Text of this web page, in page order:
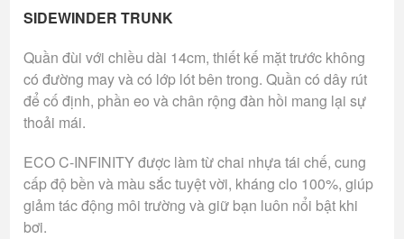
SIDEWINDER TRUNK
Quần đùi với chiều dài 14cm, thiết kế mặt trước không
có đường may và có lớp lót bên trong. Quần có dây rút
để cố định, phần eo và chân rộng đàn hồi mang lại sự
thoải mái.
ECO C-INFINITY được làm từ chai nhựa tái chế, cung
cấp độ bền và màu sắc tuyệt vời, kháng clo 100%, giúp
giảm tác động môi trường và giữ bạn luôn nổi bật khi
bơi.